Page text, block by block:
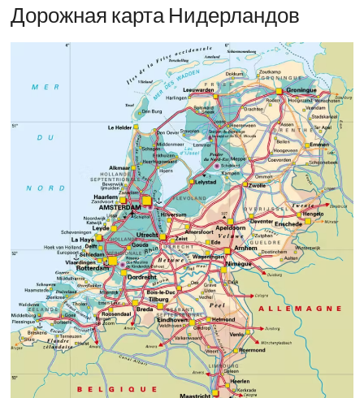
Дорожная карта Нидерландов